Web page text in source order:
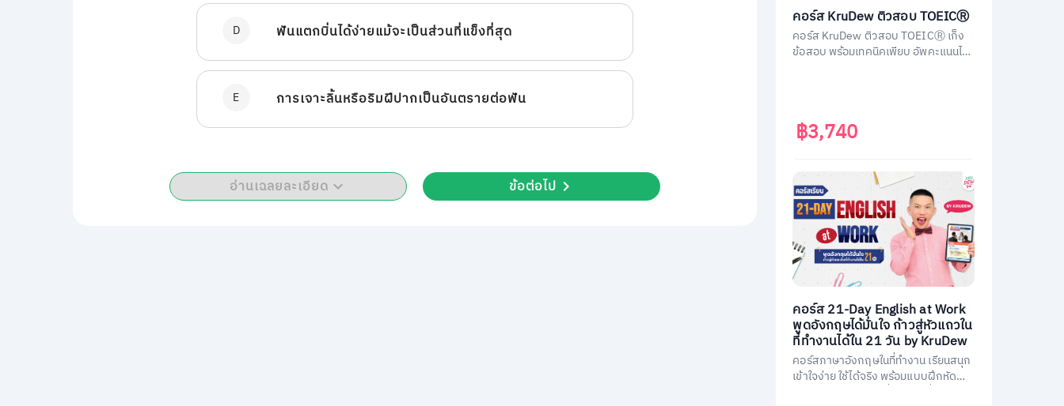
D ฟันแตกบิ่นได้ง่ายแม้จะเป็นส่วนที่แข็งที่สุด
E การเจาะลิ้นหรือริมฝีปากเป็นอันตรายต่อฟัน
อ่านเฉลยละเอียด ข้อต่อไป
คอร์ส KruDew ติวสอบ TOEICⓇ
คอร์ส KruDew ติวสอบ TOEICⓇ เก็ง
ข้อสอบ พร้อมเทคนิคเพียบ อัพคะแนนได้
฿3,740
คอร์ส 21-Day English at Work
พูดอังกฤษได้มั่นใจ ก้าวสู่หัวแถวใน
ที่ทำงานได้ใน 21 วัน by KruDew
คอร์สภาษาอังกฤษในที่ทำงาน เรียนสนุก
เข้าใจง่าย ใช้ได้จริง พร้อมแบบฝึกหัดนำ